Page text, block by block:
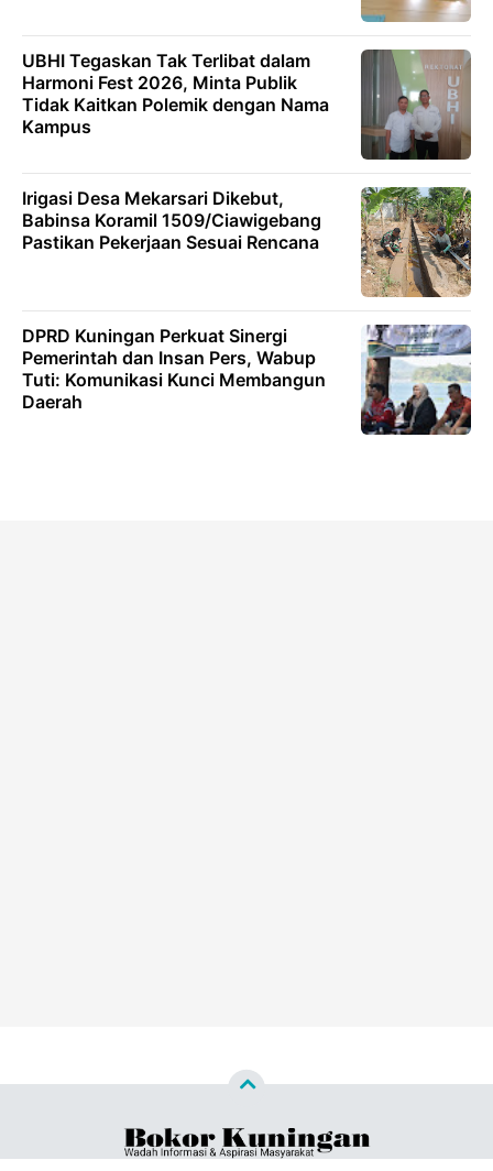
UBHI Tegaskan Tak Terlibat dalam
Harmoni Fest 2026, Minta Publik
Tidak Kaitkan Polemik dengan Nama
Kampus
Irigasi Desa Mekarsari Dikebut,
Babinsa Koramil 1509/Ciawigebang
Pastikan Pekerjaan Sesuai Rencana
DPRD Kuningan Perkuat Sinergi
Pemerintah dan Insan Pers, Wabup
Tuti: Komunikasi Kunci Membangun
Daerah